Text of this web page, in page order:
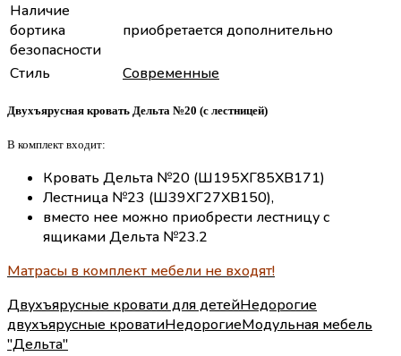
Наличие
бортика
безопасности
приобретается дополнительно
Стиль Современные
Двухъярусная кровать Дельта №20 (с лестницей)
В комплект входит:
Кровать Дельта №20 (Ш195ХГ85ХВ171)
Лестница №23 (Ш39ХГ27ХВ150),
вместо нее можно приобрести лестницу с
ящиками Дельта №23.2
Матрасы в комплект мебели не входят!
Двухъярусные кровати для детейНедорогие
двухъярусные кроватиНедорогиеМодульная мебель
"Дельта"